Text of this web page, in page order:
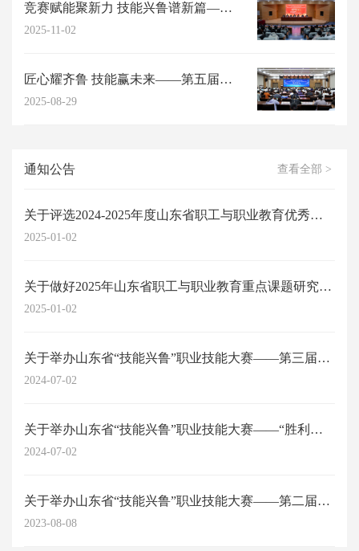
竞赛赋能聚新力 技能兴鲁谱新篇——第五届山东省职工与职业教育（职业培训师）职...
2025-11-02
匠心耀齐鲁 技能赢未来——第五届山东省职工与职业教育职业技能竞赛复赛圆满结束
2025-08-29
通知公告 查看全部 >
关于评选2024-2025年度山东省职工与职业教育优秀科研成果的通知
2025-01-02
关于做好2025年山东省职工与职业教育重点课题研究工作的通知
2025-01-02
关于举办山东省“技能兴鲁”职业技能大赛——第三届山东省劳动关系协调师职业技能...
2024-07-02
关于举办山东省“技能兴鲁”职业技能大赛——“胜利杯”第四届山东省职工与职业教...
2024-07-02
关于举办山东省“技能兴鲁”职业技能大赛——第二届山东省劳动关系协调员职业技能...
2023-08-08